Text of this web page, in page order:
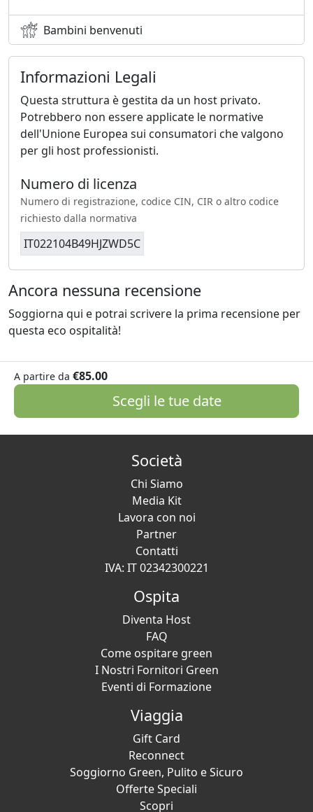
Bambini benvenuti
Informazioni Legali
Questa struttura è gestita da un host privato.
Potrebbero non essere applicate le normative
dell'Unione Europea sui consumatori che valgono
per gli host professionisti.
Numero di licenza
Numero di registrazione, codice CIN, CIR o altro codice
richiesto dalla normativa
IT022104B49HJZWD5C
Ancora nessuna recensione
Soggiorna qui e potrai scrivere la prima recensione per
questa eco ospitalità!
A partire da €85.00
Scegli le tue date
Società
Chi Siamo
Media Kit
Lavora con noi
Partner
Contatti
IVA: IT 02342300221
Ospita
Diventa Host
FAQ
Come ospitare green
I Nostri Fornitori Green
Eventi di Formazione
Viaggia
Gift Card
Reconnect
Soggiorno Green, Pulito e Sicuro
Offerte Speciali
Scopri